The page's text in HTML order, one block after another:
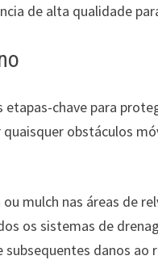
de alta qualidade
etapas-chave para
obstáculos
mulch nas áreas de
os sistemas de
danos ao